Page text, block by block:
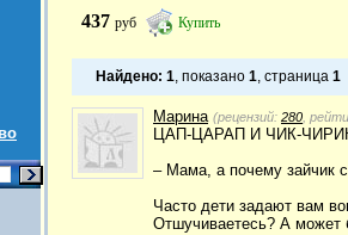
437 руб Купить
Найдено: 1, показано 1, страница 1
Марина (рецензий: 280 ,
ЦАП-ЦАРАП И ЧИК-
– Мама, а почему зайчик
Часто дети задают вам
Отшучиваетесь? А может